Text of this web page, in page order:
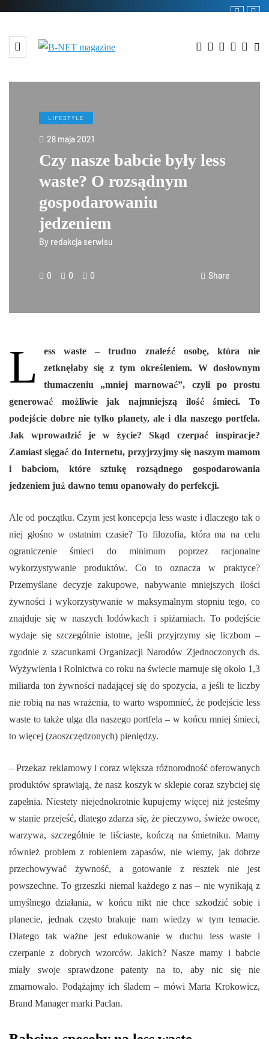
LIFESTYLE
28 maja 2021
Czy nasze babcie były less
waste? O rozsądnym
gospodarowaniu
jedzeniem
By redakcja serwisu
0 0 0 Share
L
ess waste – trudno znaleźć osobę, która nie
zetknęłaby się z tym określeniem. W dosłownym
tłumaczeniu „mniej marnować”, czyli po prostu
generować możliwie jak najmniejszą ilość śmieci. To
podejście dobre nie tylko planety, ale i dla naszego portfela.
Jak wprowadzić je w życie? Skąd czerpać inspiracje?
Zamiast sięgać do Internetu, przyjrzyjmy się naszym mamom
i babciom, które sztukę rozsądnego gospodarowania
jedzeniem już dawno temu opanowały do perfekcji.
Ale od początku. Czym jest koncepcja less waste i dlaczego tak o
niej głośno w ostatnim czasie? To filozofia, która ma na celu
ograniczenie śmieci do minimum poprzez racjonalne
wykorzystywanie produktów. Co to oznacza w praktyce?
Przemyślane decyzje zakupowe, nabywanie mniejszych ilości
żywności i wykorzystywanie w maksymalnym stopniu tego, co
znajduje się w naszych lodówkach i spiżarniach. To podejście
wydaje się szczególnie istotne, jeśli przyjrzymy się liczbom –
zgodnie z szacunkami Organizacji Narodów Zjednoczonych ds.
Wyżywienia i Rolnictwa co roku na świecie marnuje się około 1,3
miliarda ton żywności nadającej się do spożycia, a jeśli te liczby
nie robią na nas wrażenia, to warto wspomnieć, że podejście less
waste to także ulga dla naszego portfela – w końcu mniej śmieci,
to więcej (zaoszczędzonych) pieniędzy.
– Przekaz reklamowy i coraz większa różnorodność oferowanych
produktów sprawiają, że nasz koszyk w sklepie coraz szybciej się
zapełnia. Niestety niejednokrotnie kupujemy więcej niż jesteśmy
w stanie przejeść, dlatego zdarza się, że pieczywo, świeże owoce,
warzywa, szczególnie te liściaste, kończą na śmietniku. Mamy
również problem z robieniem zapasów, nie wiemy, jak dobrze
przechowywać żywność, a gotowanie z resztek nie jest
powszechne. To grzeszki niemal każdego z nas – nie wynikają z
umyślnego działania, w końcu nikt nie chce szkodzić sobie i
planecie, jednak często brakuje nam wiedzy w tym temacie.
Dlatego tak ważne jest edukowanie w duchu less waste i
czerpanie z dobrych wzorców. Jakich? Nasze mamy i babcie
miały swoje sprawdzone patenty na to, aby nic się nie
zmarnowało. Podążajmy ich śladem – mówi Marta Krokowicz,
Brand Manager marki Paclan.